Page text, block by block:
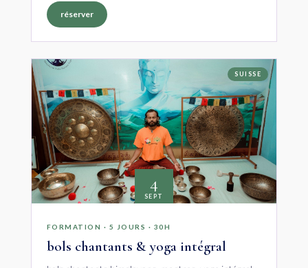
réserver
SUISSE
4
SEPT
FORMATION · 5 JOURS · 30H
bols chantants & yoga intégral